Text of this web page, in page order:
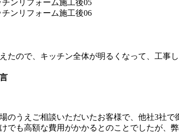
たので、キッチン全体が明るくなって、工事
のうえご相談いただいたお客様で、他社3社で
でも高額な費用がかかるとのことでしたが、